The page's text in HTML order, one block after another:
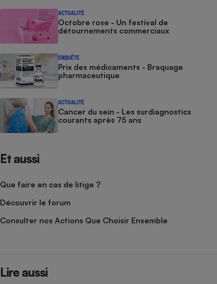
ACTUALITÉ
Octobre rose - Un festival de
détournements commerciaux
ENQUÊTE
Prix des médicaments - Braquage
pharmaceutique
ACTUALITÉ
Cancer du sein - Les surdiagnostics
courants après 75 ans
Et aussi
Que faire en cas de litige ?
Découvrir le forum
Consulter nos Actions Que Choisir Ensemble
Lire aussi